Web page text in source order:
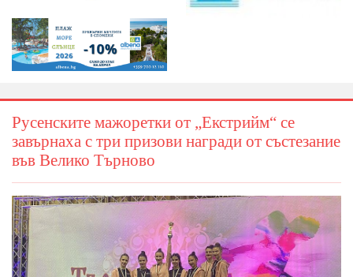
Русенските мажоретки от „Екстрийм“ се
завърнаха с три призови награди от състезание
във Велико Търново